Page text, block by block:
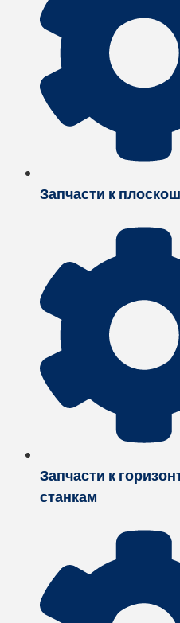
Запчасти к
Запчасти к
станкам